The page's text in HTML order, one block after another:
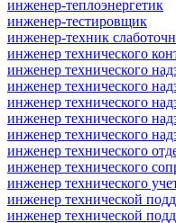
инженер-теплоэнергетик
инженер-тестировщик
инженер-техник
инженер технического
инженер технического
инженер технического
инженер технического
инженер технического
инженер технического
инженер технического
инженер технического
инженер технического
инженер технической
инженер технической